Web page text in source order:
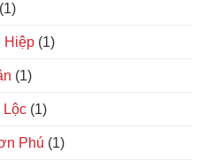
(1)
Hiệp (1)
(1)
Lộc (1)
Phú (1)